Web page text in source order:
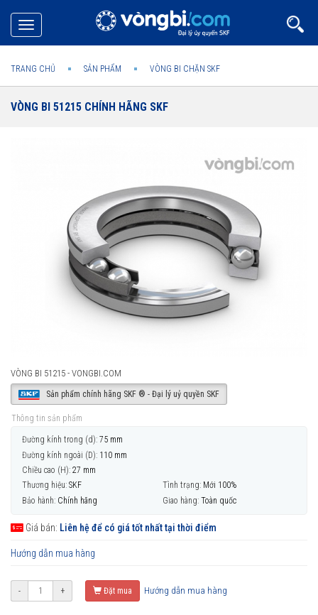
Toggle
navigation
TRANG CHỦ SẢN PHẨM VÒNG BI CHẶN SKF
VÒNG BI 51215 CHÍNH HÃNG SKF
VÒNG BI 51215 - VONGBI.COM
Sản phẩm chính hãng SKF ® - Đại lý uỷ quyền SKF
Thông tin sản phẩm
Đường kính trong (d): 75 mm
Đường kính ngoài (D): 110 mm
Chiều cao (H): 27 mm
Thương hiệu: SKF Tình trạng: Mới 100%
Bảo hành: Chính hãng Giao hàng: Toàn quốc
Giá bán: Liên hệ để có giá tốt nhất tại thời điểm
Hướng dẫn mua hàng
- + Đặt mua Hướng dẫn mua hàng